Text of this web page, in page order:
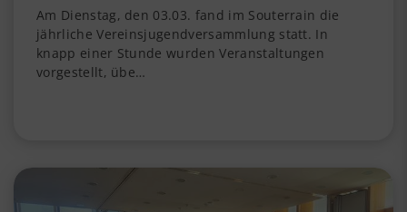
Am Dienstag, den 03.03. fand im Souterrain die
jährliche Vereinsjugendversammlung statt. In
knapp einer Stunde wurden Veranstaltungen
vorgestellt, übe…